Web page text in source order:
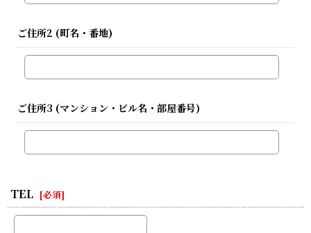
ご住所2 (町名・番地)
ご住所3 (マンション・ビル名・部屋番号)
TEL [必須]